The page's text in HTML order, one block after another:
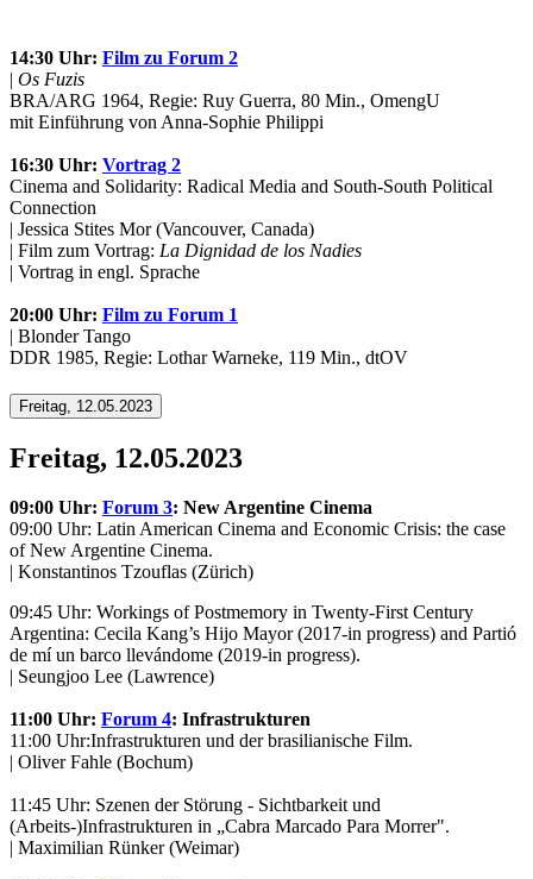
14:30 Uhr: Film zu Forum 2
| Os Fuzis
BRA/ARG 1964, Regie: Ruy Guerra, 80 Min., OmengU
mit Einführung von Anna-Sophie Philippi
16:30 Uhr: Vortrag 2
Cinema and Solidarity: Radical Media and South-South Political
Connection
| Jessica Stites Mor (Vancouver, Canada)
| Film zum Vortrag: La Dignidad de los Nadies
| Vortrag in engl. Sprache
20:00 Uhr: Film zu Forum 1
| Blonder Tango
DDR 1985, Regie: Lothar Warneke, 119 Min., dtOV
Freitag, 12.05.2023
Freitag, 12.05.2023
09:00 Uhr: Forum 3: New Argentine Cinema
09:00 Uhr: Latin American Cinema and Economic Crisis: the case
of New Argentine Cinema.
| Konstantinos Tzouflas (Zürich)
09:45 Uhr: Workings of Postmemory in Twenty-First Century
Argentina: Cecila Kang’s Hijo Mayor (2017-in progress) and Partió
de mí un barco llevándome (2019-in progress).
| Seungjoo Lee (Lawrence)
11:00 Uhr: Forum 4: Infrastrukturen
11:00 Uhr:Infrastrukturen und der brasilianische Film.
| Oliver Fahle (Bochum)
11:45 Uhr: Szenen der Störung - Sichtbarkeit und
(Arbeits-)Infrastrukturen in „Cabra Marcado Para Morrer".
| Maximilian Rünker (Weimar)